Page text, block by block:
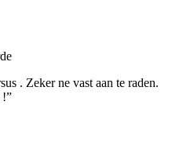
. Zeker ne vast aan te raden.
!”